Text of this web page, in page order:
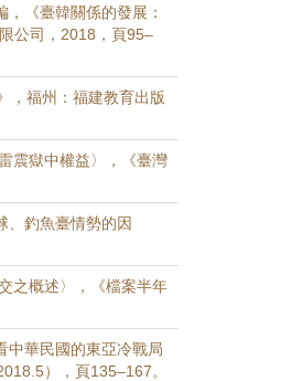
《臺韓關係的發展：
公司，2018，頁95–
，福州：福建教育出版
震獄中權益〉，《臺灣
、釣魚臺情勢的因
之概述〉，《檔案半年
中華民國的東亞冷戰局
），頁135–167。